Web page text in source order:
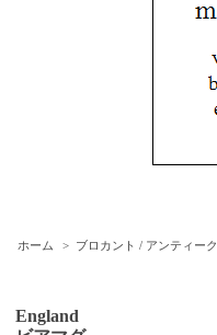
ホーム > ブロカント / アンティーク
England